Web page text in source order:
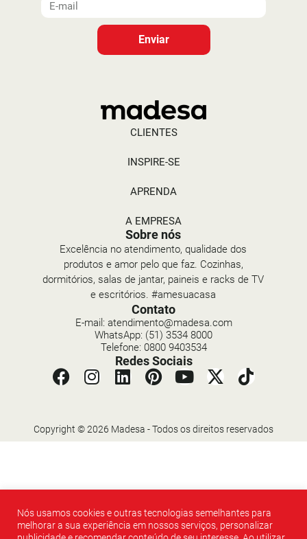
Enviar
CLIENTES
INSPIRE-SE
APRENDA
A EMPRESA
Sobre nós
Excelência no atendimento, qualidade dos
produtos e amor pelo que faz. Cozinhas,
dormitórios, salas de jantar, paineis e racks de TV
e escritórios. #amesuacasa
Contato
E-mail: atendimento@madesa.com
WhatsApp: (51) 3534 8000
Telefone: 0800 9403534
Redes Sociais
Copyright © 2026 Madesa - Todos os direitos reservados
Nós usamos cookies e outras tecnologias semelhantes para
melhorar a sua experiência em nossos serviços, personalizar